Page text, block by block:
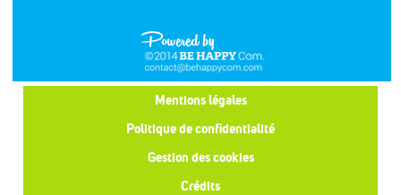
Mentions légales
Politique de confidentialité
Gestion des cookies
Crédits